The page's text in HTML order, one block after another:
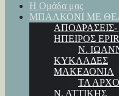
Η Ομάδα μας
ΜΠΑΛΚΟΝΙ ΜΕ
ΗΠΕΙΡΟΣ
Ν.
ΚΥΚΛΑΔΕΣ
ΜΑΚΕΔΟΝΙΑ
ΤΑ
Ν. ΑΤΤΙΚΗΣ